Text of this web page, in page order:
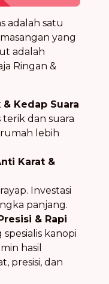
adalah satu
yang
adalah
Ringan &
Kedap Suara
dan suara
lebih
Karat &
Investasi
panjang.
& Rapi
kanopi
hasil
presisi, dan